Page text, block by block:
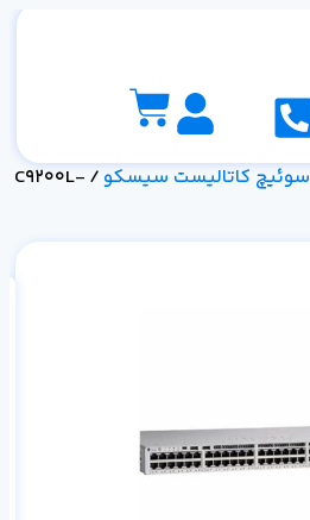
سوئیچ کاتالیست سیسکو
/ C9200L-